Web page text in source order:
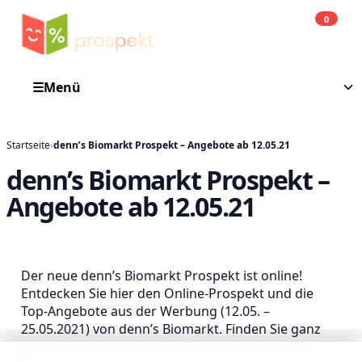
0
☰Menü
Startseite›denn’s Biomarkt Prospekt – Angebote ab 12.05.21
denn’s Biomarkt Prospekt –
Angebote ab 12.05.21
Der neue denn’s Biomarkt Prospekt ist online!
Entdecken Sie hier den Online-Prospekt und die
Top-Angebote aus der Werbung (12.05. –
25.05.2021) von denn’s Biomarkt. Finden Sie ganz
einfach heraus, ob sich ein Besuch im Biomarkt